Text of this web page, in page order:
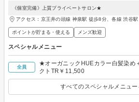
《個室完備》上質プライベートサロン★
アクセス：京王井の頭線 神泉駅 徒歩8分、各線 渋谷
ポイントが貯まる・使える メンズ歓迎
スペシャルメニュー
全員
★オーガニックHUEカラー白髪染め
クトTR￥11,500
すべてのスペシャルメニュー